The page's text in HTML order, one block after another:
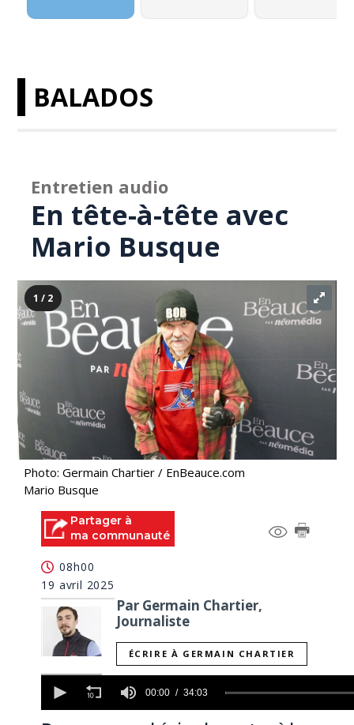
BALADOS
Entretien audio
En tête-à-tête avec
Mario Busque
1 / 2
Photo: Germain Chartier / EnBeauce.com
Mario Busque
Partager à
ma communauté
08h00
19 avril 2025
Par Germain Chartier,
Journaliste
ÉCRIRE À GERMAIN CHARTIER
seconds
00:00 34:03